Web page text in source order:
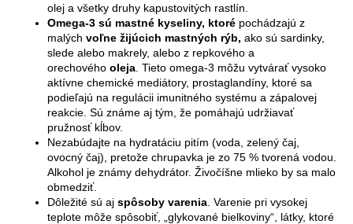
olej a všetky druhy kapustovitých rastlín.
Omega-3 sú mastné kyseliny, ktoré pochádzajú z
malých voľne žijúcich mastných rýb, ako sú sardinky,
slede alebo makrely, alebo z repkového a
orechového oleja . Tieto omega-3 môžu vytvárať vysoko
aktívne chemické mediátory, prostaglandíny, ktoré sa
podieľajú na regulácii imunitného systému a zápalovej
reakcie. Sú známe aj tým, že pomáhajú udržiavať
pružnosť kĺbov.
Nezabúdajte na hydratáciu pitím (voda, zelený čaj,
ovocný čaj), pretože chrupavka je zo 75 % tvorená vodou.
Alkohol je známy dehydrátor. Živočíšne mlieko by sa malo
obmedziť.
Dôležité sú aj spôsoby varenia . Varenie pri vysokej
teplote môže spôsobiť, „glykované bielkoviny“, látky, ktoré